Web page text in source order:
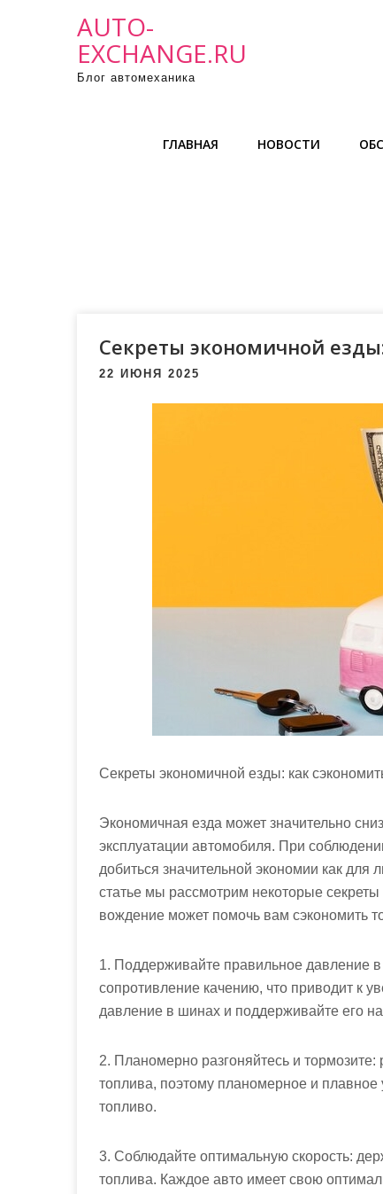
AUTO-
EXCHANGE.RU
Блог автомеханика
ГЛАВНАЯ НОВОСТИ
Секреты экономичной
22 ИЮНЯ 2025
Секреты экономичной езды: как
Экономичная езда может значительно
эксплуатации автомобиля. При
добиться значительной экономии как для
статье мы рассмотрим некоторые
вождение может помочь вам сэкономить
1. Поддерживайте правильное давление
сопротивление качению, что приводит к
давление в шинах и поддерживайте его
2. Планомерно разгоняйтесь и
топлива, поэтому планомерное и плавное
топливо.
3. Соблюдайте оптимальную скорость:
топлива. Каждое авто имеет свою